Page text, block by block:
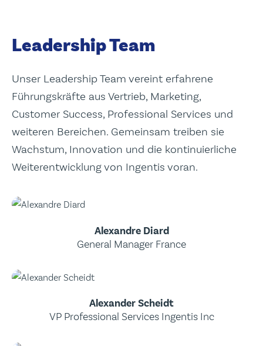
Leadership Team
Unser Leadership Team vereint erfahrene
Führungskräfte aus Vertrieb, Marketing,
Customer Success, Professional Services und
weiteren Bereichen. Gemeinsam treiben sie
Wachstum, Innovation und die kontinuierliche
Weiterentwicklung von Ingentis voran.
Alexandre Diard
General Manager France
Alexander Scheidt
VP Professional Services Ingentis Inc